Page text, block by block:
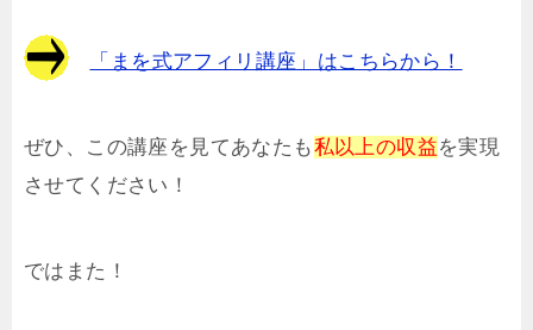
「まを式アフィリ講座」はこちらから！
ぜひ、この講座を見てあなたも私以上の収益を実現
させてください！
ではまた！